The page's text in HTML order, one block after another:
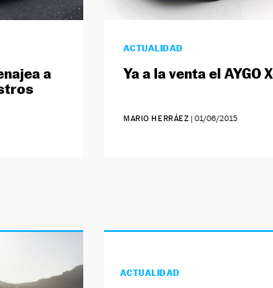
a
ACTUALIDAD
Ya a la venta el AYGO
MARIO HERRÁEZ |01/06/2015
ACTUALIDAD